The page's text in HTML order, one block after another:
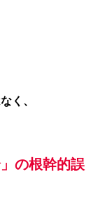
く、
の根幹的誤